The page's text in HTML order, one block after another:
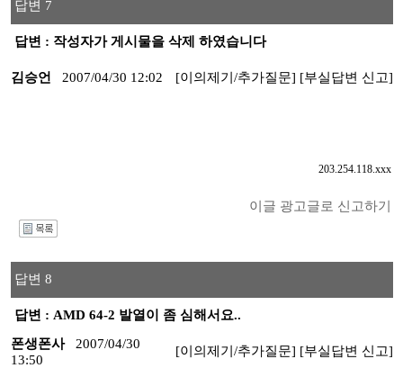
답변 7
답변 : 작성자가 게시물을 삭제 하였습니다
김승언 2007/04/30 12:02 [이의제기/추가질문] [부실답변 신고]
203.254.118.xxx
이글 광고글로 신고하기
답변 8
답변 : AMD 64-2 발열이 좀 심해서요..
폰생폰사
2007/04/30
13:50
[이의제기/추가질문] [부실답변 신고]